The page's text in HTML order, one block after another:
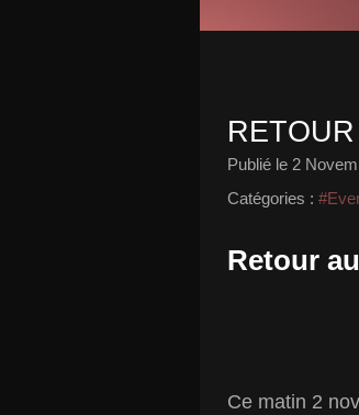
Publié le 2
Catégories :
Retour
Ce matin 2